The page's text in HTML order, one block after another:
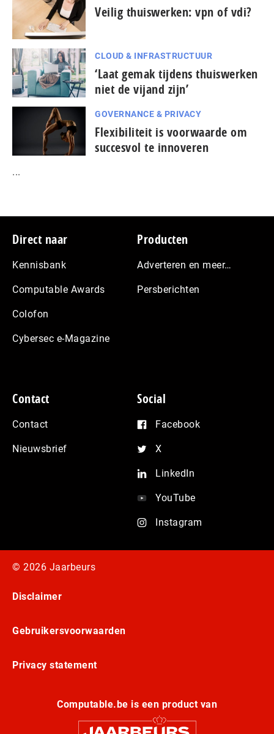
Veilig thuiswerken: vpn of vdi?
CLOUD & INFRASTRUCTUUR
‘Laat gemak tijdens thuiswerken
niet de vijand zijn’
GOVERNANCE & PRIVACY
Flexibiliteit is voorwaarde om
succesvol te innoveren
...
Footer
Direct naar
Kennisbank
Computable Awards
Colofon
Cybersec e-Magazine
Producten
Adverteren en meer…
Persberichten
Contact
Contact
Nieuwsbrief
Social
Facebook
X
LinkedIn
YouTube
Instagram
© 2026 Jaarbeurs
Disclaimer
Gebruikersvoorwaarden
Privacy statement
Computable.be is een product van